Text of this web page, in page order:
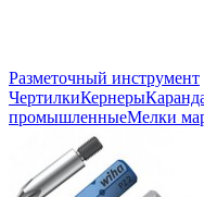
Разметочный инструмент
ЧертилкиКернеры
промышленныеМелки